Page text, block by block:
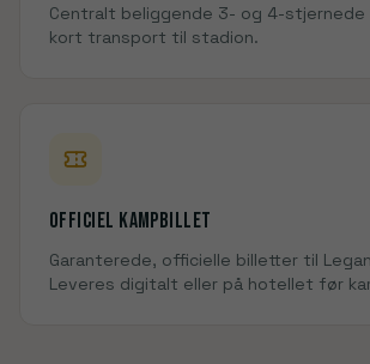
Centralt beliggende 3- og 4-stjernede
kort transport til stadion.
Officiel kampbillet
Garanterede, officielle billetter til
Leveres digitalt eller på hotellet før